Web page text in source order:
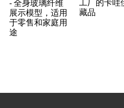
- 全身玻璃纤维
展示模型，适用
于零售和家庭用
途
藏品